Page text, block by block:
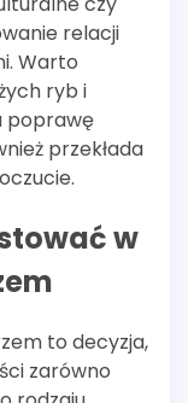
relacji
Warto
ryb i
poprawę
przekłada
w
to decyzja,
zarówno